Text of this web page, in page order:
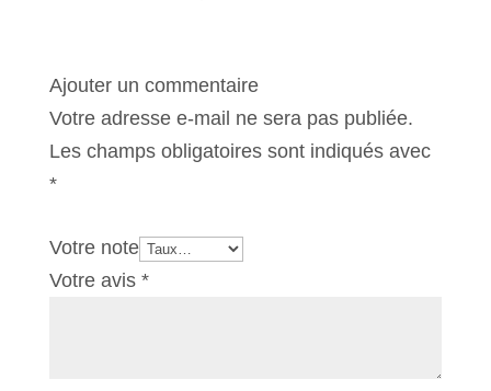
Ajouter un commentaire
Votre adresse e-mail ne sera pas publiée.
Les champs obligatoires sont indiqués avec
*
Votre note
Votre avis *